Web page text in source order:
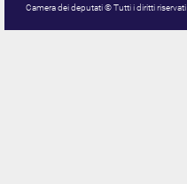
Camera dei deputati © Tutti i diritti riservati